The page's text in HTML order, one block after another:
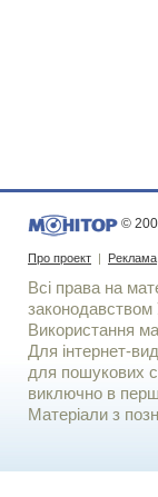
©
Про проект | Реклама
Всі права на
законодавством
Використання
Для iнтернет-
для пошукових
виключно в
Матеріали з